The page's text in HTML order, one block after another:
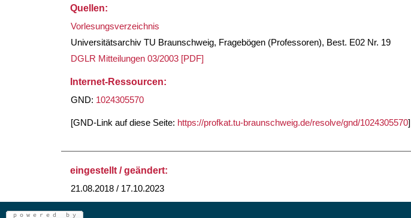
Quellen:
Vorlesungsverzeichnis
Universitätsarchiv TU Braunschweig, Fragebögen (Professoren), Best. E02 Nr. 19
DGLR Mitteilungen 03/2003 [PDF]
Internet-Ressourcen:
GND: 1024305570
[GND-Link auf diese Seite: https://profkat.tu-braunschweig.de/resolve/gnd/1024305570]
eingestellt / geändert:
21.08.2018 / 17.10.2023